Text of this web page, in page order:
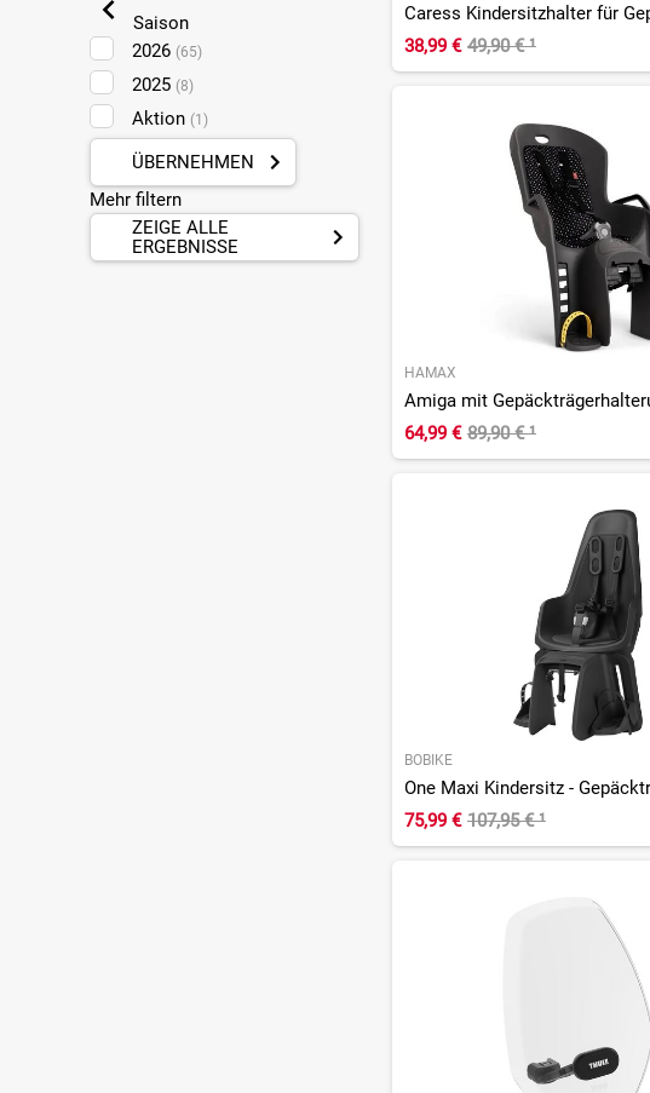
Saison
2026 (65)
2025 (8)
Aktion (1)
ÜBERNEHMEN
Mehr filtern
ZEIGE ALLE
ERGEBNISSE
Caress Kindersitzhalter für
38,99 € 49,90 €¹
HAMAX
Amiga mit
64,99 € 89,90 €¹
BOBIKE
75,99 € 107,95 €¹